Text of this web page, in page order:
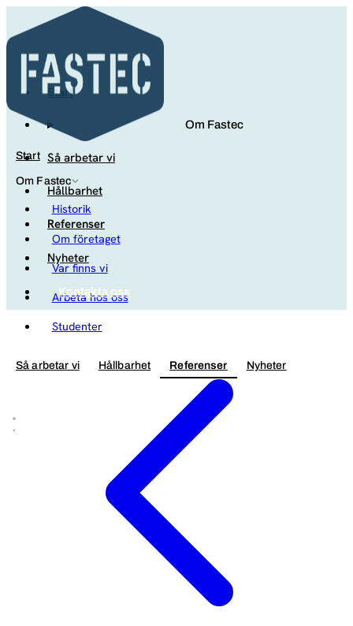
Start
Om Fastec
Historik
Om företaget
Var finns vi
Arbeta hos oss
Studenter
Så arbetar vi Hållbarhet Referenser Nyheter
Start
Om Fastec
Så arbetar vi
Hållbarhet
Referenser
Nyheter
Kontakta oss